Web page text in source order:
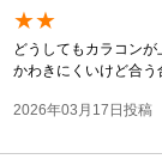
★★
どうしてもカラコンが
かわきにくいけど合う
2026年03月17日投稿